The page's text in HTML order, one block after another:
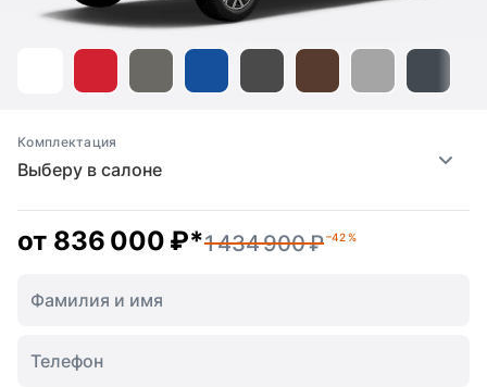
Выберу в салоне
Комплектация
от 836 000 ₽*1 434 900 ₽–42 %